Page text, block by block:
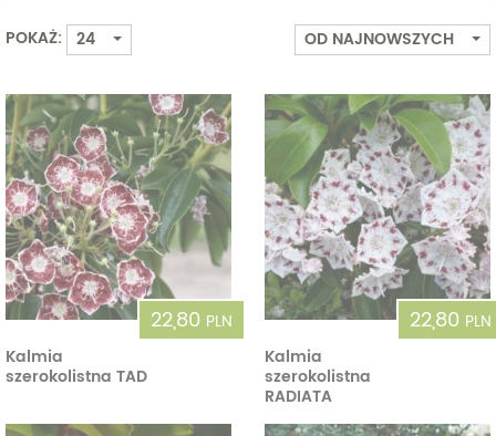
POKAŻ: 24 OD NAJNOWSZYCH
22,80 PLN
Kalmia
szerokolistna TAD
22,80 PLN
Kalmia
szerokolistna
RADIATA